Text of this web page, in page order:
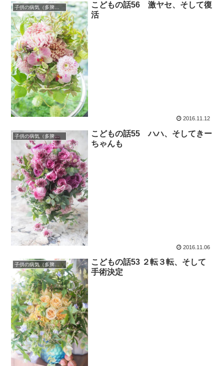
子供の病気（多脾症候群）
こどもの話56 激ヤセ、そして復
活
2016.11.12
子供の病気（多脾症候群）
こどもの話55 ハハ、そしてきー
ちゃんも
2016.11.06
子供の病気（多脾症候群）
こどもの話53 ２転３転、そして
手術決定